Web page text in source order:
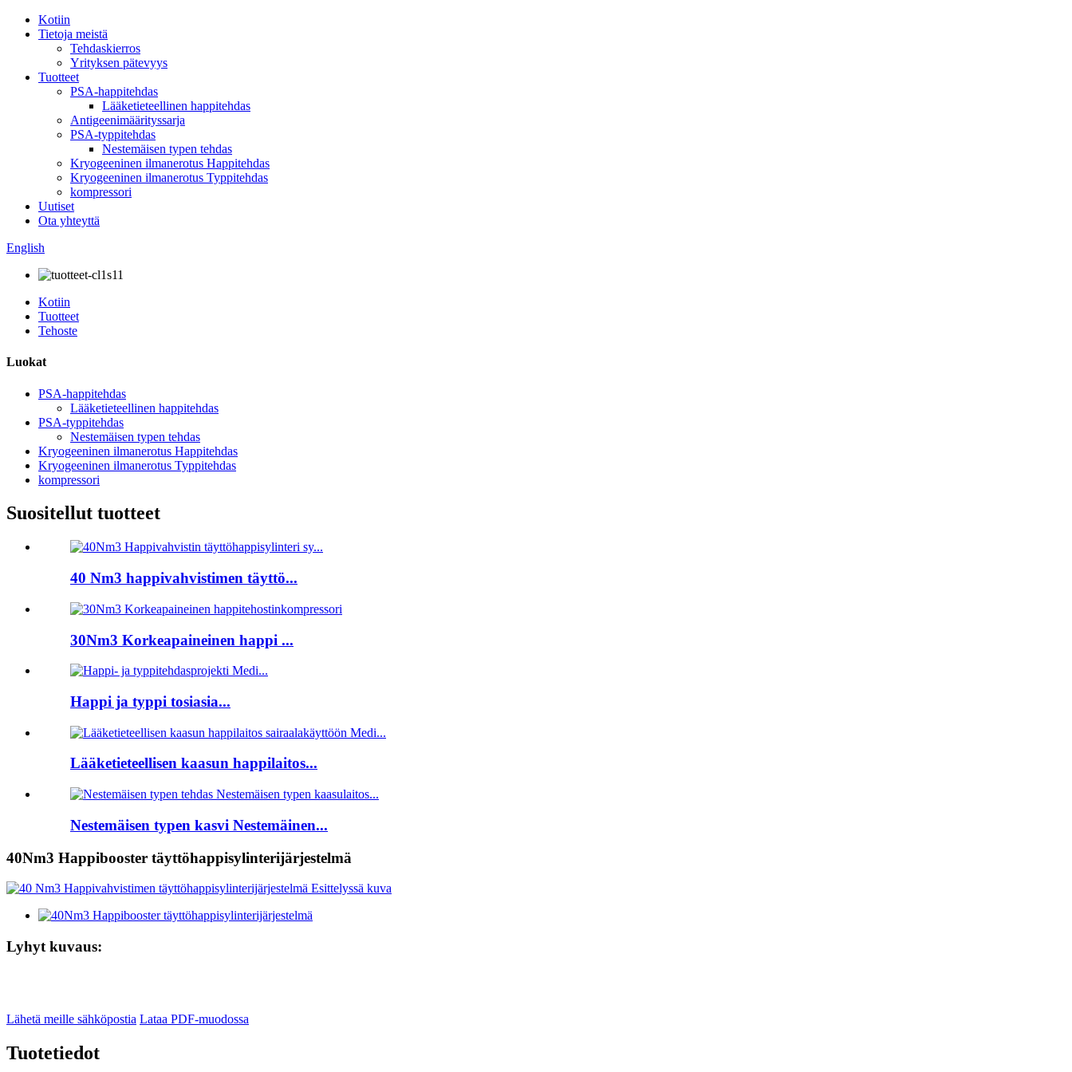
Kotiin
Tietoja meistä
Tehdaskierros
Yrityksen pätevyys
Tuotteet
PSA-happitehdas
Lääketieteellinen happitehdas
Antigeenimäärityssarja
PSA-typpitehdas
Nestemäisen typen tehdas
Kryogeeninen ilmanerotus Happitehdas
Kryogeeninen ilmanerotus Typpitehdas
kompressori
Uutiset
Ota yhteyttä
English
Kotiin
Tuotteet
Tehoste
Luokat
PSA-happitehdas
Lääketieteellinen happitehdas
PSA-typpitehdas
Nestemäisen typen tehdas
Kryogeeninen ilmanerotus Happitehdas
Kryogeeninen ilmanerotus Typpitehdas
kompressori
Suositellut tuotteet
40 Nm3 happivahvistimen täyttö...
30Nm3 Korkeapaineinen happi ...
Happi ja typpi tosiasia...
Lääketieteellisen kaasun happilaitos...
Nestemäisen typen kasvi Nestemäinen...
40Nm3 Happibooster täyttöhappisylinterijärjestelmä
Lyhyt kuvaus:
Lähetä meille sähköpostia Lataa PDF-muodossa
Tuotetiedot